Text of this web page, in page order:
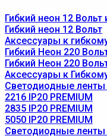
Гибкий неон 12 Вольт
Гибкий неон 12 Вольт
Аксессуары к
Гибкий Неон 220
Гибкий Неон 220
Аксессуары к
Светодиодные ленты
2216 IP20 PREMIUM
2835 IP20 PREMIUM
5050 IP20 PREMIUM
Светодиодные ленты